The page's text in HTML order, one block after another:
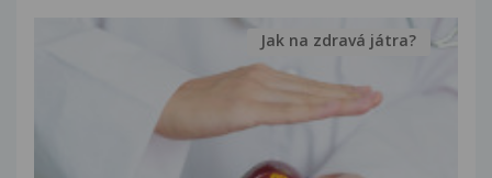
Jak na zdravá játra?